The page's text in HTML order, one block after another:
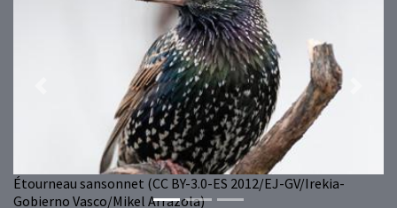
Étourneau sansonnet (CC BY-3.0-ES 2012/EJ-GV/Irekia-
Gobierno Vasco/Mikel Arrazola)